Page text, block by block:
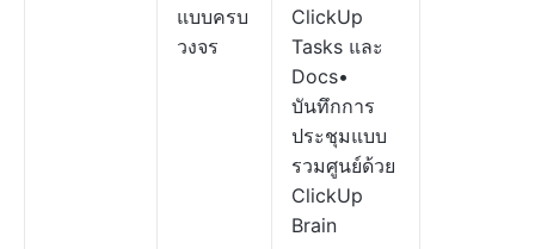
แบบครบ
วงจร
ClickUp
Tasks และ
Docs•
บันทึกการ
ประชุมแบบ
รวมศูนย์ด้วย
ClickUp
Brain